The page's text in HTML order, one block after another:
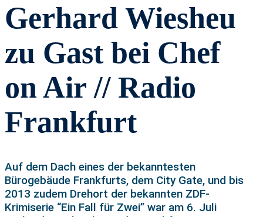
Gerhard Wiesheu
zu Gast bei Chef
on Air // Radio
Frankfurt
Auf dem Dach eines der bekanntesten
Bürogebäude Frankfurts, dem City Gate, und bis
2013 zudem Drehort der bekannten ZDF-
Krimiserie “Ein Fall für Zwei” war am 6. Juli